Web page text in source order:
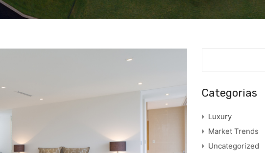
Categorias
Luxury
Market Trends
Uncategorized